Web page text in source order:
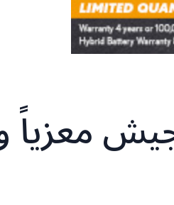
معزياً